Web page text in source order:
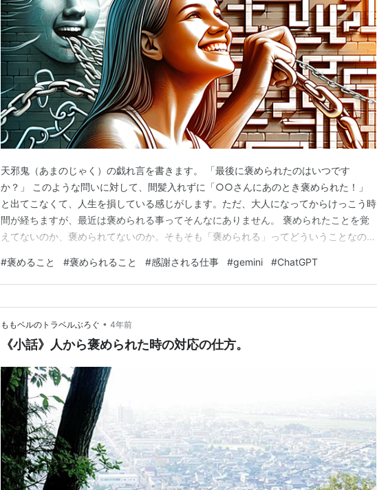
天邪鬼（あまのじゃく）の戯れ言を書きます。 「最後に褒められたのはいつです
か？」 このような問いに対して、間髪入れずに「○○さんにあのとき褒められた！」
と出てこなくて、人生を損している感じがします。ただ、大人になってからけっこう時
間が経ちますが、最近は褒められる事ってそんなにありません。 褒められたことを覚
えてないのか、褒められてないのか。そもそも「褒められる」ってどういうことなの
考えておきたいと思います。 「褒めて育てる」ことが当たり前になってきたこの世の
中ですが、少し調べてみるとそれほどよいことばかりでは無いよう…
#褒めること #褒められること #感謝される仕事 #gemini #ChatGPT
ももベルのトラベルぶろぐ • 4年前
《小話》人から褒められた時の対応の仕方。